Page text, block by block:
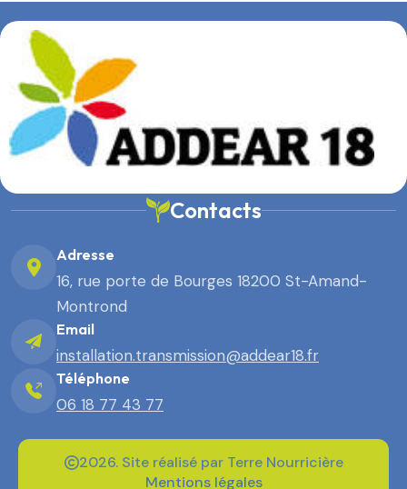
Contacts
Adresse
16, rue porte de Bourges 18200 St-Amand-
Montrond
Email
installation.transmission@addear18.fr
Téléphone
06 18 77 43 77
2026. Site réalisé par Terre Nourricière
Mentions légales